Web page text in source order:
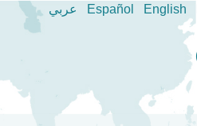
عربي Español English